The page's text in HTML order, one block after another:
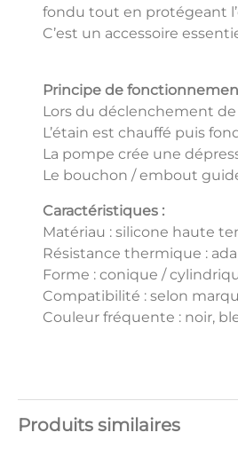
fondu tout en protégeant
C’est un accessoire
Principe de
Lors du déclenchement
L’étain est chauffé puis
La pompe crée une
Le bouchon / embout
Caractéristiques :
Matériau : silicone haute
Résistance thermique :
Forme : conique /
Compatibilité : selon
Couleur fréquente : noir,
Produits similaires